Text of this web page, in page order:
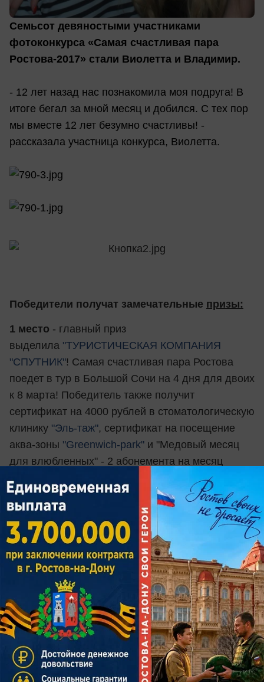
Семьсот девяностыми участниками
фотоконкурса «Самая счастливая пара
Ростова-2017» стали Виолетта и Владимир.
- 12 лет назад нас познакомила моя подруга! В
итоге бегал за мной месяц и добился. С тех пор
мы вместе 12 лет безумно счастливы! -
рассказала участница конкурса, Виолетта.
Победители получат замечательные призы:
1 место - главный приз
выделила "ТУРИСТИЧЕСКАЯ КОМПАНИЯ
"СПУТНИК"! Самая счастливая пара Ростова
поедет в тур в Большой Сочи на 4 дня для двоих
к 8 марта! Победитель также получит
сертификат на 4000 рублей в стоматологическую
клинику "Эль-таж", сертификат на посещение
аква-зоны "Greenwich-park" и "Медовый месяц
для влюбленных" - 2 абонемента на месяц
от
сети фитнес клубов "СпортСити"
2 место- романтическое свидание на крыше
от Агентства оригинальных свиданий
"Рандеву", сертификат на 2000 рублей в
стоматологическую клинику "Эль-таж"
сертификат на посещение аква-зоны"Greenwich-
и подарочный сертификат на "Coral Travel"
на сумму 3000 рублей+абонимент на 7 дней
отсети фитнес клубов "СпортСити"
3 место - ужин со второй половинкой
от"Sonm" Bar & Kitchen, сертификат на 1000
рублей в стоматологическую клинику "Эль-